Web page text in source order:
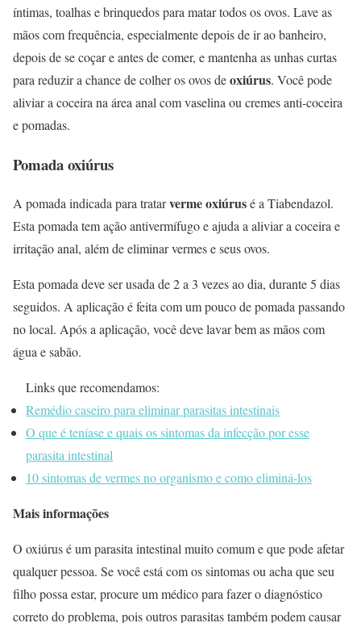
íntimas, toalhas e brinquedos para matar todos os ovos. Lave as
mãos com frequência, especialmente depois de ir ao banheiro,
depois de se coçar e antes de comer, e mantenha as unhas curtas
para reduzir a chance de colher os ovos deoxiúrus. Você pode
aliviar a coceira na área anal com vaselina ou cremes anti-coceira
e pomadas.
Pomada oxiúrus
A pomada indicada para tratarverme oxiúrusé a Tiabendazol.
Esta pomada tem ação antivermífugo e ajuda a aliviar a coceira e
irritação anal, além de eliminar vermes e seus ovos.
Esta pomada deve ser usada de 2 a 3 vezes ao dia, durante 5 dias
seguidos. A aplicação é feita com um pouco de pomada passando
no local. Após a aplicação, você deve lavar bem as mãos com
água e sabão.
Links que recomendamos:
Remédio caseiro para eliminar parasitas intestinais
O que é teníase e quais os sintomas da infecção por esse
parasita intestinal
10 sintomas de vermes no organismo e como eliminá-los
Mais informações
O oxiúrus é um parasita intestinal muito comum e que pode afetar
qualquer pessoa. Se você está com os sintomas ou acha que seu
filho possa estar, procure um médico para fazer o diagnóstico
correto do problema, pois outros parasitas também podem causar